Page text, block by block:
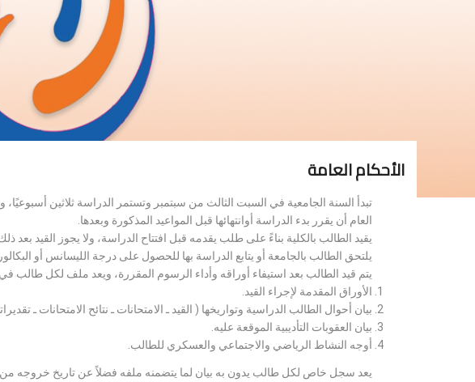
الأحكام العامة
تبدأ السنة الجامعية في السبت الثالث من سبتمبر وتستمر الدراسة ثلاثين
العام أن يقرر بدء الدراسة أوانتهائها قبل المواعيد المذكورة وبعدها.
يقيد الطالب بالكلية بناءً على طلب يقدمه قبل افتتاح الدراسة، ولا يجوز القيد
يلتحق الطالب بالجامعة أو يتابع الدراسة بها للحصول على درجة الليسانس أو
يتم قيد الطالب بعد استيفاء أوراقه وأداء الرسوم المقررة، ويعد ملف لكل طالب
الأوراق المقدمة لإجراء القيد.
بيان أحوال الطالب الدراسية وتواريخها ( القيد ـ الامتحانات ـ نتائح الامتحانات ـ
بيان العقوبات التأديبية الموقعة عليه.
أوجه النشاط الرياضي والاجتماعي والعسكري للطالب.
يعد سجل خاص لكل طالب يدون به بيان لما يتضمنه ملفه فضلاً عن تاريخ خروجه من